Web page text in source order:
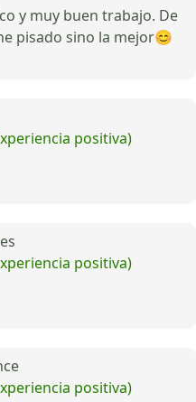
y muy buen trabajo. De
pisado sino la mejor😊
positiva)
positiva)
positiva)